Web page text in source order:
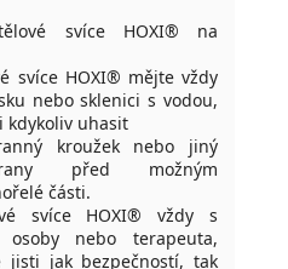
svíce HOXI® na
svíce HOXI® mějte vždy
nebo sklenici s vodou,
kdykoliv uhasit
kroužek nebo jiný
před možným
části.
svíce HOXI® vždy s
nebo terapeuta,
jisti jak bezpečností, tak